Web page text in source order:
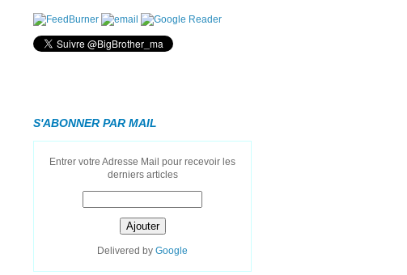
S'ABONNER PAR MAIL
Entrer votre Adresse Mail pour recevoir les
derniers articles
Delivered by Google